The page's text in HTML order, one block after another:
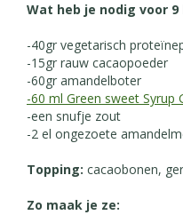
Wat heb je nodig voor
-40gr vegetarisch
-15gr rauw cacaopoeder
-60gr amandelboter
-60 ml Green sweet Syrup
-een snufje zout ⁣
-2 el ongezoete
Topping: cacaobonen,
Zo maak je ze: